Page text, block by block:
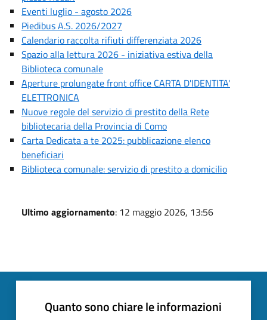
Eventi luglio - agosto 2026
Piedibus A.S. 2026/2027
Calendario raccolta rifiuti differenziata 2026
Spazio alla lettura 2026 - iniziativa estiva della
Biblioteca comunale
Aperture prolungate front office CARTA D'IDENTITA'
ELETTRONICA
Nuove regole del servizio di prestito della Rete
bibliotecaria della Provincia di Como
Carta Dedicata a te 2025: pubblicazione elenco
beneficiari
Biblioteca comunale: servizio di prestito a domicilio
Ultimo aggiornamento: 12 maggio 2026, 13:56
Quanto sono chiare le informazioni